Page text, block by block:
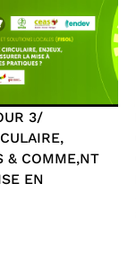
3/
& COMME,NT
EN